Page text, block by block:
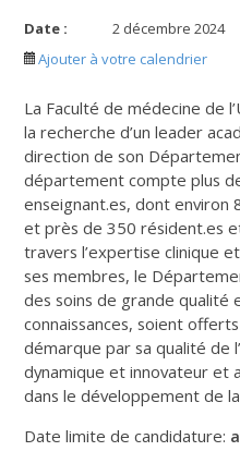
Date :
2 décembre 2024
Ajouter à votre calendrier
La Faculté de médecine de
la recherche d’un leader
direction de son
département compte plus
enseignant.es, dont environ
et près de 350 résident.es
travers l’expertise clinique
ses membres, le
des soins de grande qualité
connaissances, soient
démarque par sa qualité de
dynamique et innovateur et
dans le développement de
Date limite de candidature: